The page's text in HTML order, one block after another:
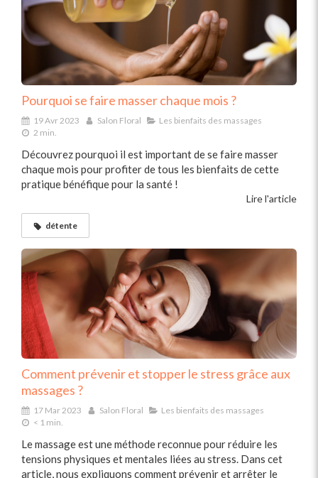
Pourquoi se faire masser chaque mois ?
19 Avr 2023 Salon Floral
Les bienfaits des massages
2 min.
Découvrez pourquoi il est important de se faire masser
chaque mois pour profiter de tous les bienfaits de cette
pratique bénéfique pour la santé !
Lire l'article
détente
Comment prévenir et stopper le stress grâce aux
massages ?
17 Mar 2023 Salon Floral
Les bienfaits des massages
< 1 min.
Le massage est une méthode reconnue pour réduire les
tensions physiques et mentales liées au stress. Dans cet
article, nous expliquons comment prévenir et arrêter le